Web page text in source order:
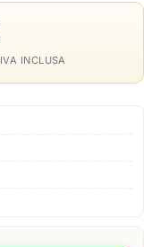
IVA INCLUSA